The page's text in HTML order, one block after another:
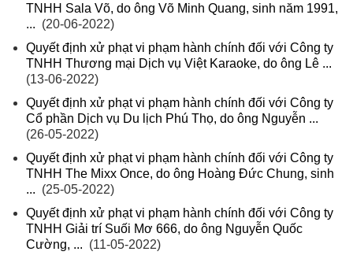
TNHH Sala Võ, do ông Võ Minh Quang, sinh năm 1991,
... (20-06-2022)
Quyết định xử phạt vi phạm hành chính đối với Công ty
TNHH Thương mại Dịch vụ Việt Karaoke, do ông Lê ...
(13-06-2022)
Quyết định xử phạt vi phạm hành chính đối với Công ty
Cổ phần Dịch vụ Du lịch Phú Thọ, do ông Nguyễn ...
(26-05-2022)
Quyết định xử phạt vi phạm hành chính đối với Công ty
TNHH The Mixx Once, do ông Hoàng Đức Chung, sinh
... (25-05-2022)
Quyết định xử phạt vi phạm hành chính đối với Công ty
TNHH Giải trí Suối Mơ 666, do ông Nguyễn Quốc
Cường, ... (11-05-2022)